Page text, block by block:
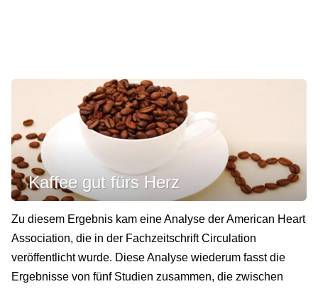
Kaffee gut fürs Herz
Zu diesem Ergebnis kam eine Analyse der American Heart
Association, die in der Fachzeitschrift Circulation
veröffentlicht wurde. Diese Analyse wiederum fasst die
Ergebnisse von fünf Studien zusammen, die zwischen